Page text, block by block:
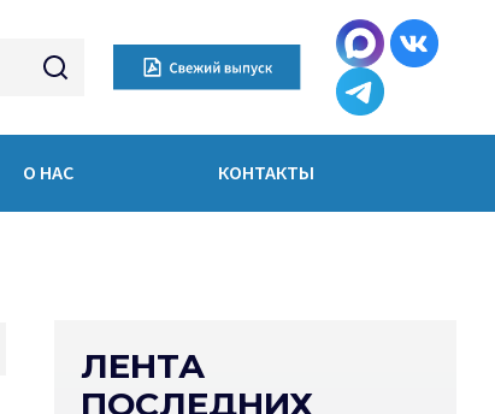
О НАС КОНТАКТЫ
ЛЕНТА
ПОСЛЕДНИХ